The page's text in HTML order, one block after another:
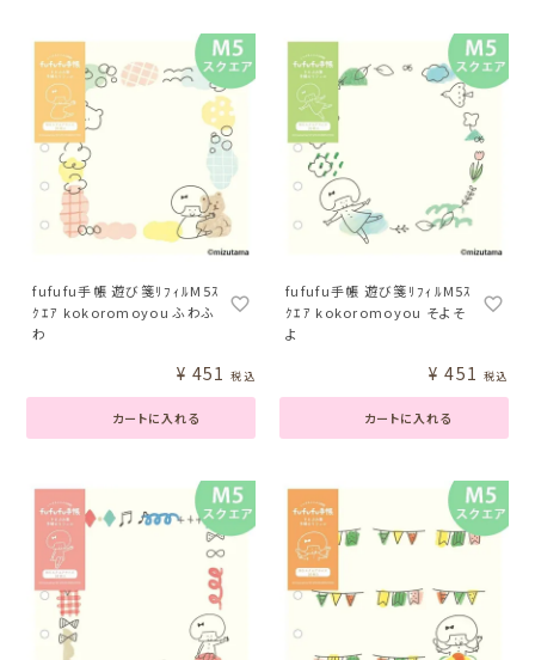
fufufu手帳 遊び箋ﾘﾌｨﾙM5ｽ
ｸｴｱ kokoromoyou ふわふ
わ
カートに入れる
¥ 451 税込
fufufu手帳 遊び箋ﾘﾌｨﾙM5ｽ
ｸｴｱ kokoromoyou そよそ
よ
カートに入れる
¥ 451 税込